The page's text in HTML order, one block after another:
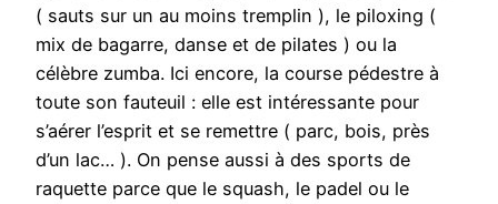
( sauts sur un au moins tremplin ), le piloxing (
mix de bagarre, danse et de pilates ) ou la
célèbre zumba. Ici encore, la course pédestre à
toute son fauteuil : elle est intéressante pour
s’aérer l’esprit et se remettre ( parc, bois, près
d’un lac… ). On pense aussi à des sports de
raquette parce que le squash, le padel ou le